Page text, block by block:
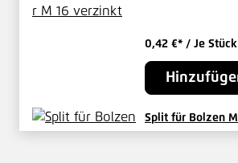
0,42 €* / Je Stück
Split für Bolzen